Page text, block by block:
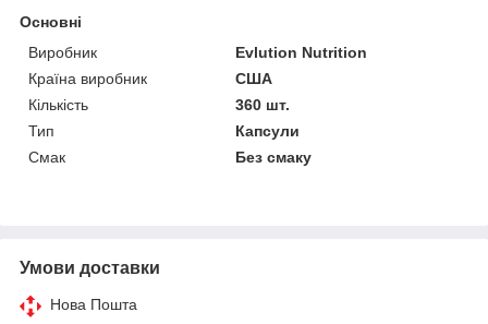
Основні
Виробник
Evlution Nutrition
Країна виробник
США
Кількість
360 шт.
Тип
Капсули
Смак
Без смаку
Умови доставки
Нова Пошта